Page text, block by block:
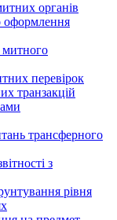
органів
оформлення
митного
перевірок
транзакцій
трансферного
з
рівня